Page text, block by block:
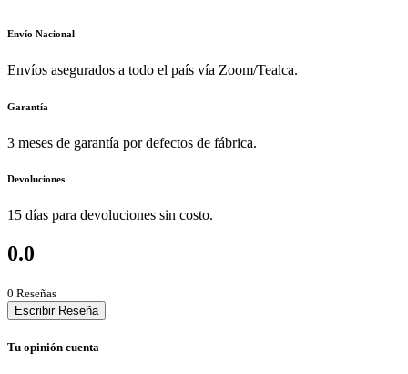
Envío Nacional
Envíos asegurados a todo el país vía Zoom/Tealca.
Garantía
3 meses de garantía por defectos de fábrica.
Devoluciones
15 días para devoluciones sin costo.
0.0
0 Reseñas
Escribir Reseña
Tu opinión cuenta